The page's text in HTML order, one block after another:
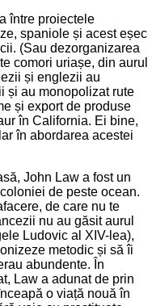
între proiectele
spaniole și acest eșec
(Sau dezorganizarea
comori uriașe, din aurul
și englezii au
și au monopolizat rute
și export de produse
în California. Ei bine,
în abordarea acestei
John Law a fost un
de peste ocean.
de care nu te
nu au găsit aurul
Ludovic al XIV-lea),
metodic și să îi
abundente. În
Law a adunat de prin
o viață nouă în